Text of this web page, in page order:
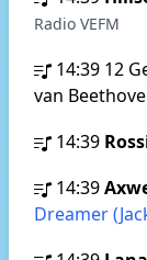
Radio VEFM
14:39 12
van
14:39
14:39
Dreamer